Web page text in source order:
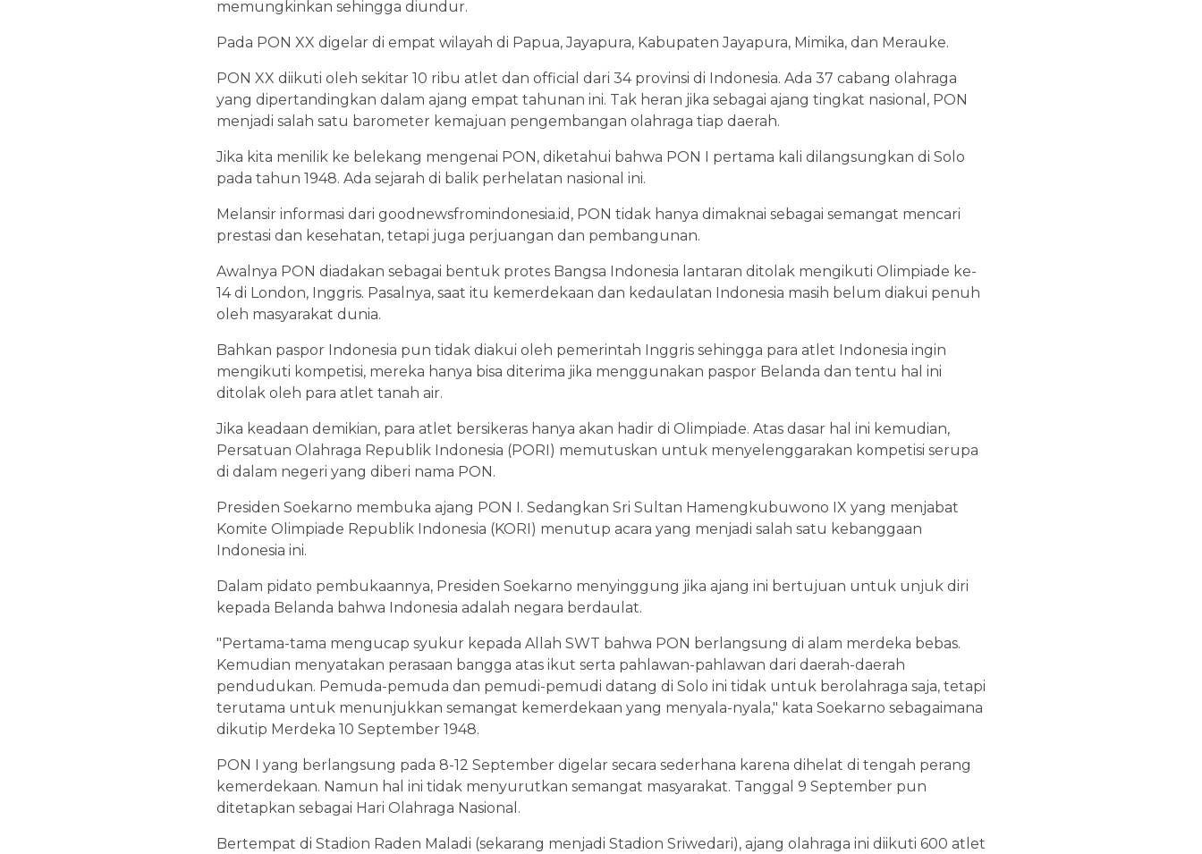
memungkinkan sehingga diundur.
Pada PON XX digelar di empat wilayah di Papua, Jayapura, Kabupaten Jayapura, Mimika, dan Merauke.
PON XX diikuti oleh sekitar 10 ribu atlet dan official dari 34 provinsi di Indonesia. Ada 37 cabang olahraga
yang dipertandingkan dalam ajang empat tahunan ini. Tak heran jika sebagai ajang tingkat nasional, PON
menjadi salah satu barometer kemajuan pengembangan olahraga tiap daerah.
Jika kita menilik ke belekang mengenai PON, diketahui bahwa PON I pertama kali dilangsungkan di Solo
pada tahun 1948. Ada sejarah di balik perhelatan nasional ini.
Melansir informasi dari goodnewsfromindonesia.id, PON tidak hanya dimaknai sebagai semangat mencari
prestasi dan kesehatan, tetapi juga perjuangan dan pembangunan.
Awalnya PON diadakan sebagai bentuk protes Bangsa Indonesia lantaran ditolak mengikuti Olimpiade ke-
14 di London, Inggris. Pasalnya, saat itu kemerdekaan dan kedaulatan Indonesia masih belum diakui penuh
oleh masyarakat dunia.
Bahkan paspor Indonesia pun tidak diakui oleh pemerintah Inggris sehingga para atlet Indonesia ingin
mengikuti kompetisi, mereka hanya bisa diterima jika menggunakan paspor Belanda dan tentu hal ini
ditolak oleh para atlet tanah air.
Jika keadaan demikian, para atlet bersikeras hanya akan hadir di Olimpiade. Atas dasar hal ini kemudian,
Persatuan Olahraga Republik Indonesia (PORI) memutuskan untuk menyelenggarakan kompetisi serupa
di dalam negeri yang diberi nama PON.
Presiden Soekarno membuka ajang PON I. Sedangkan Sri Sultan Hamengkubuwono IX yang menjabat
Komite Olimpiade Republik Indonesia (KORI) menutup acara yang menjadi salah satu kebanggaan
Indonesia ini.
Dalam pidato pembukaannya, Presiden Soekarno menyinggung jika ajang ini bertujuan untuk unjuk diri
kepada Belanda bahwa Indonesia adalah negara berdaulat.
"Pertama-tama mengucap syukur kepada Allah SWT bahwa PON berlangsung di alam merdeka bebas.
Kemudian menyatakan perasaan bangga atas ikut serta pahlawan-pahlawan dari daerah-daerah
pendudukan. Pemuda-pemuda dan pemudi-pemudi datang di Solo ini tidak untuk berolahraga saja, tetapi
terutama untuk menunjukkan semangat kemerdekaan yang menyala-nyala," kata Soekarno sebagaimana
dikutip Merdeka 10 September 1948.
PON I yang berlangsung pada 8-12 September digelar secara sederhana karena dihelat di tengah perang
kemerdekaan. Namun hal ini tidak menyurutkan semangat masyarakat. Tanggal 9 September pun
ditetapkan sebagai Hari Olahraga Nasional.
Bertempat di Stadion Raden Maladi (sekarang menjadi Stadion Sriwedari), ajang olahraga ini diikuti 600 atlet